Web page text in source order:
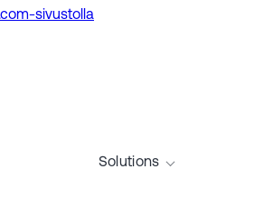
sivustolla
Solutions